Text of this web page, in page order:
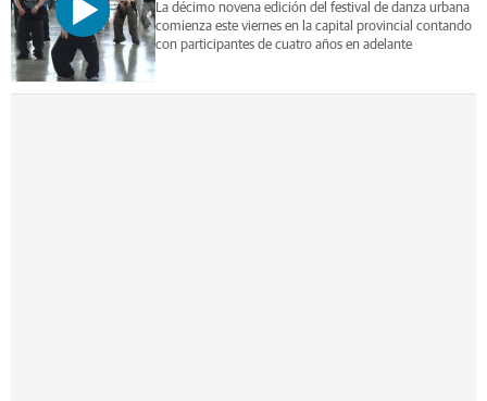
La décimo novena edición del festival de danza urbana
comienza este viernes en la capital provincial contando
con participantes de cuatro años en adelante